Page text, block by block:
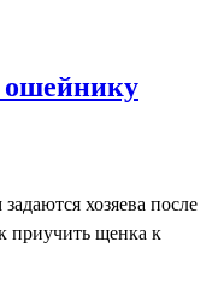
хозяева после
приучить щенка к